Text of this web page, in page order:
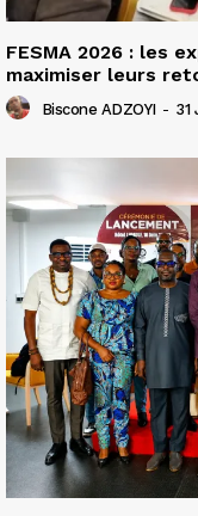
FESMA 2026 : les
maximiser leurs
Biscone ADZOYI - 31